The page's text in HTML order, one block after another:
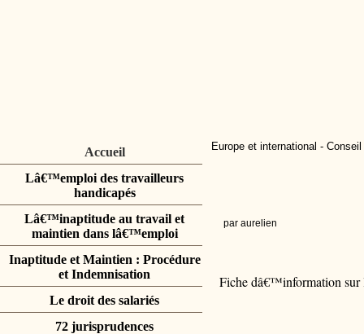
Accueil
Lâ€™emploi des travailleurs
handicapés
Lâ€™inaptitude au travail et
maintien dans lâ€™emploi
Inaptitude et Maintien : Procédure
et Indemnisation
Le droit des salariés
72 jurisprudences
Europe et international -
par aurelien
Fiche dâ€™information